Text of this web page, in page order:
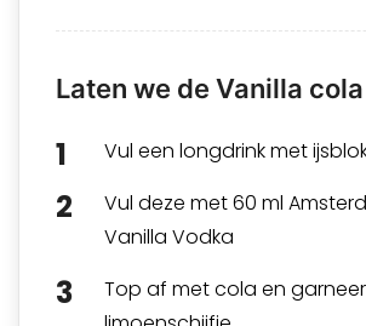
Laten we de Vanilla
Vul een longdrink met
Vul deze met 60 ml
Vanilla Vodka
Top af met cola en